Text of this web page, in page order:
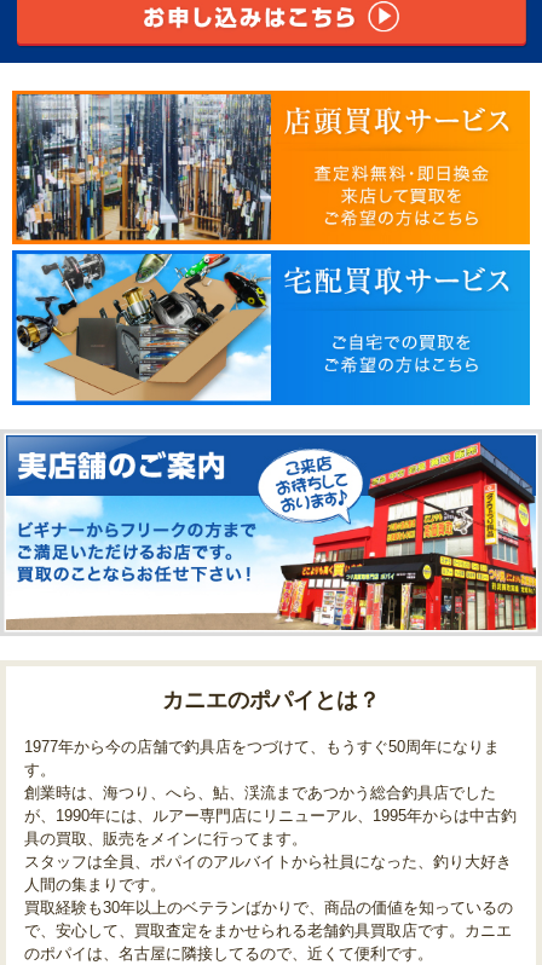
カニエのポパイとは？
1977年から今の店舗で釣具店をつづけて、もうすぐ50周年になりま
す。
創業時は、海つり、へら、鮎、渓流まであつかう総合釣具店でした
が、1990年には、ルアー専門店にリニューアル、1995年からは中古釣
具の買取、販売をメインに行ってます。
スタッフは全員、ポパイのアルバイトから社員になった、釣り大好き
人間の集まりです。
買取経験も30年以上のベテランばかりで、商品の価値を知っているの
で、安心して、買取査定をまかせられる老舗釣具買取店です。カニエ
のポパイは、名古屋に隣接してるので、近くて便利です。